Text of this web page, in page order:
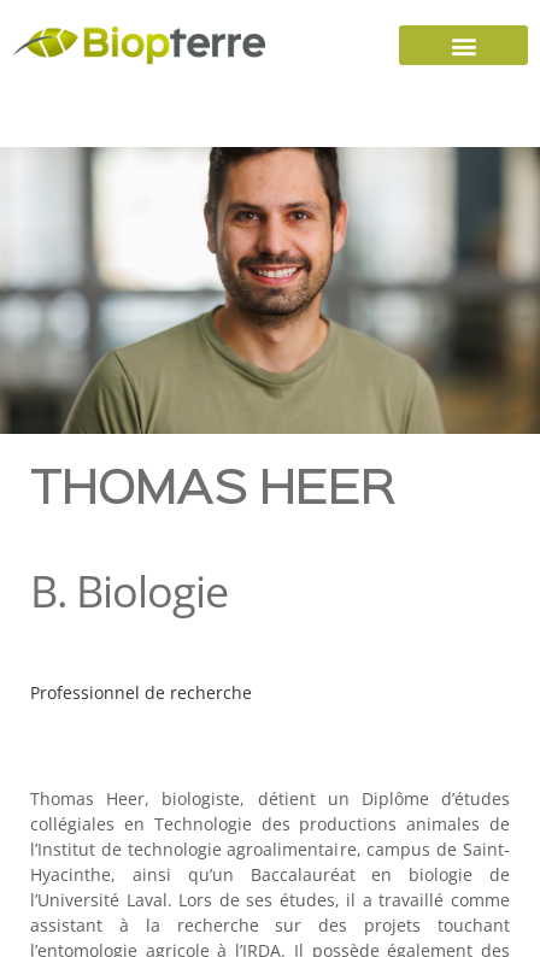
THOMAS HEER
B. Biologie
Professionnel de recherche
Thomas Heer, biologiste, détient un Diplôme d’études
collégiales en Technologie des productions animales de
l’Institut de technologie agroalimentaire, campus de Saint-
Hyacinthe, ainsi qu’un Baccalauréat en biologie de
l’Université Laval. Lors de ses études, il a travaillé comme
assistant à la recherche sur des projets touchant
l’entomologie agricole à l’IRDA. Il possède également des